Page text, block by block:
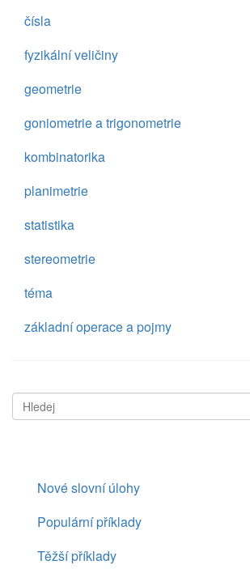
čísla
fyzikální veličiny
geometrie
goniometrie a trigonometrie
kombinatorika
planimetrie
statistika
stereometrie
téma
základní operace a pojmy
Nové slovní úlohy
Populární příklady
Těžší příklady